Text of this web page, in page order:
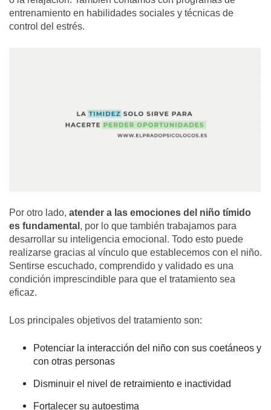
entrenamiento en habilidades sociales y técnicas de
control del estrés.
Por otro lado, atender a las emociones del niño tímido
es fundamental, por lo que también trabajamos para
desarrollar su inteligencia emocional. Todo esto puede
realizarse gracias al vínculo que establecemos con el niño.
Sentirse escuchado, comprendido y validado es una
condición imprescindible para que el tratamiento sea
eficaz.
Los principales objetivos del tratamiento son:
Potenciar la interacción del niño con sus coetáneos y
con otras personas
Disminuir el nivel de retraimiento e inactividad
Fortalecer su autoestima